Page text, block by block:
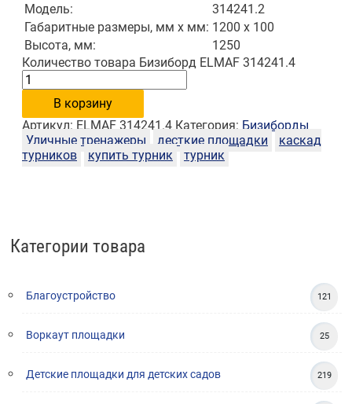
Категории товара
Благоустройство 121
Воркаут площадки 25
Детские площадки для детских садов 219
Модель:
314241.2
Габаритные размеры, мм х мм: 1200 х 100
Высота, мм:
1250
Количество товара Бизиборд ELMAF 314241.4
В корзину
Артикул: ELMAF 314241.4 Категория: Бизиборды
Уличные тренажеры
десткие площадки
каскад
турников
купить турник турник